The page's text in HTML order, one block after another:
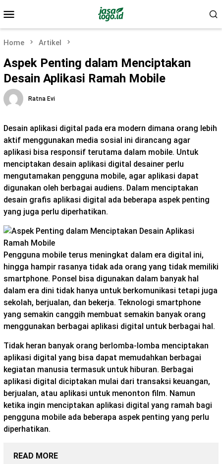
to
contentMenu
Home Artikel
Aspek Penting dalam Menciptakan
Desain Aplikasi Ramah Mobile
Ratna Evi
Desain aplikasi digital pada era modern dimana orang lebih
aktif menggunakan media sosial ini dirancang agar
aplikasi bisa responsif terutama dalam mobile. Untuk
menciptakan desain aplikasi digital desainer perlu
mengutamakan pengguna mobile, agar aplikasi dapat
digunakan oleh berbagai audiens. Dalam menciptakan
desain grafis aplikasi digital ada beberapa aspek penting
yang juga perlu diperhatikan.
Pengguna mobile terus meningkat dalam era digital ini,
hingga hampir rasanya tidak ada orang yang tidak memiliki
smartphone. Ponsel bisa digunakan dalam banyak hal
dalam era dini tidak hanya untuk berkomunikasi tetapi juga
sekolah, berjualan, dan bekerja. Teknologi smartphone
yang semakin canggih membuat semakin banyak orang
menggunakan berbagai aplikasi digital untuk berbagai hal.
Tidak heran banyak orang berlomba-lomba menciptakan
aplikasi digital yang bisa dapat memudahkan berbagai
kegiatan manusia termasuk untuk hiburan. Berbagai
aplikasi digital diciptakan mulai dari transaksi keuangan,
berjualan, atau aplikasi untuk menonton film. Namun
ketika ingin menciptakan aplikasi digital yang ramah bagi
pengguna mobile ada beberapa aspek penting yang perlu
diperhatikan.
READ MORE